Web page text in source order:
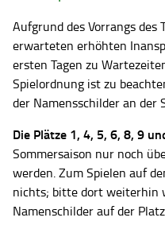
Aufgrund des Vorrangs des
erwarteten erhöhten
ersten Tagen zu
Spielordnung ist zu
der Namensschilder an der
Die Plätze 1, 4, 5, 6, 8, 9
Sommersaison nur noch
werden. Zum Spielen auf
nichts; bitte dort weiterhin
Namenschilder auf der